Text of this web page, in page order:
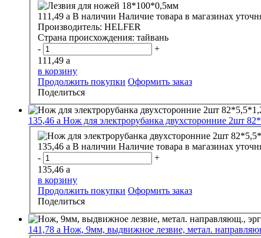
111,49 a В наличии Наличие товара в магазинах
Производитель: HELFER
Страна происхождения: тайвань
-
+
111,49 a
в корзину
Продолжить покупки Оформить заказ
Поделиться
135,46 a Нож для электрорубанка двухсторонние 2шт
135,46 a В наличии Наличие товара в магазинах
-
+
135,46 a
в корзину
Продолжить покупки Оформить заказ
Поделиться
141,78 a Нож, 9мм, выдвижное лезвие, метал.